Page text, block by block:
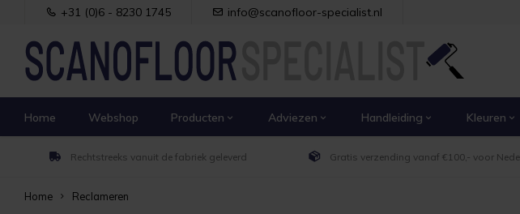
+31 (0)6 - 8230 1745 info@scanofloor-specialist.nl
Home Webshop Producten Adviezen Handleiding Kleuren
Rechtstreeks vanuit de fabriek geleverd Gratis verzending vanaf €100,- voor
Home Reclameren